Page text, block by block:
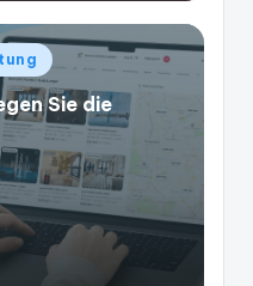
Sie die